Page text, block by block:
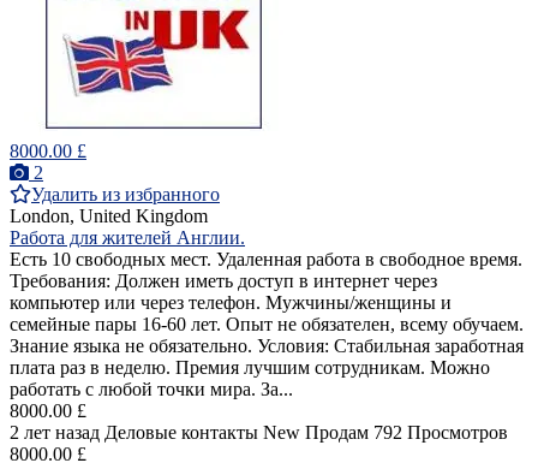
8000.00 £
2
Удалить из избранного
London, United Kingdom
Работа для жителей Англии.
Есть 10 свободных мест. Удаленная работа в свободное время.
Требования: Должен иметь доступ в интернет через
компьютер или через телефон. Мужчины/женщины и
семейные пары 16-60 лет. Опыт не обязателен, всему обучаем.
Знание языка не обязательно. Условия: Стабильная заработная
плата раз в неделю. Премия лучшим сотрудникам. Можно
работать с любой точки мира. За...
8000.00 £
2 лет назад Деловые контакты New Продам 792 Просмотров
8000.00 £